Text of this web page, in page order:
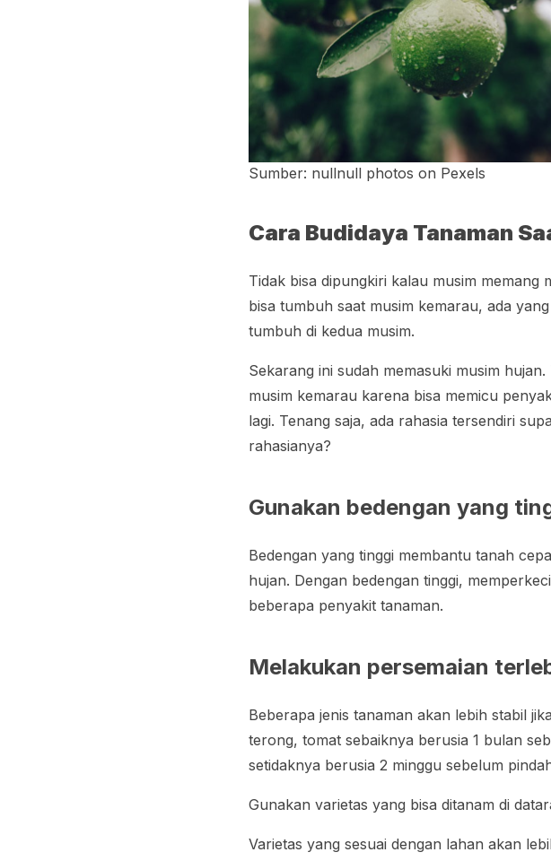
Sumber: nullnull photos on Pexels
Cara Budidaya Tanaman
Tidak bisa dipungkiri kalau musim
bisa tumbuh saat musim kemarau, ada
tumbuh di kedua musim.
Sekarang ini sudah memasuki musim
musim kemarau karena bisa memicu
lagi. Tenang saja, ada rahasia tersendiri
rahasianya?
Gunakan bedengan yang
Bedengan yang tinggi membantu tanah
hujan. Dengan bedengan tinggi,
beberapa penyakit tanaman.
Melakukan persemaian
Beberapa jenis tanaman akan lebih stabil
terong, tomat sebaiknya berusia 1 bulan
setidaknya berusia 2 minggu sebelum
Gunakan varietas yang bisa ditanam di
Varietas yang sesuai dengan lahan akan